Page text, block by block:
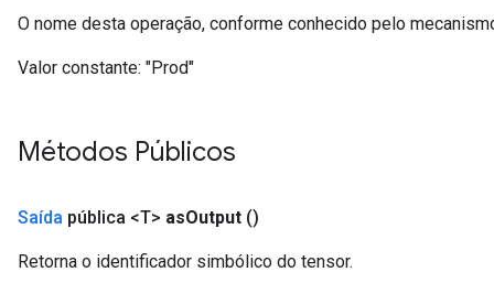
O nome desta operação, conforme conhecido pelo
Valor constante: "Prod"
Métodos Públicos
Saída pública <T> asOutput ()
Retorna o identificador simbólico do tensor.